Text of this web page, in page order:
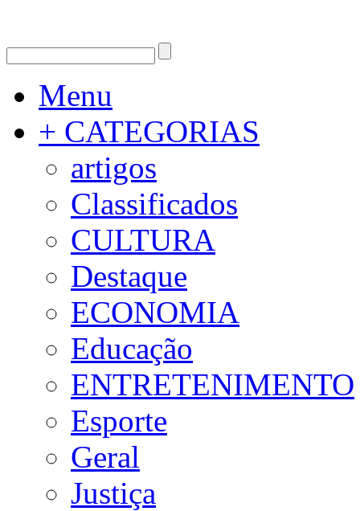
Menu
+ CATEGORIAS
artigos
Classificados
CULTURA
Destaque
ECONOMIA
Educação
ENTRETENIMENTO
Esporte
Geral
Justiça